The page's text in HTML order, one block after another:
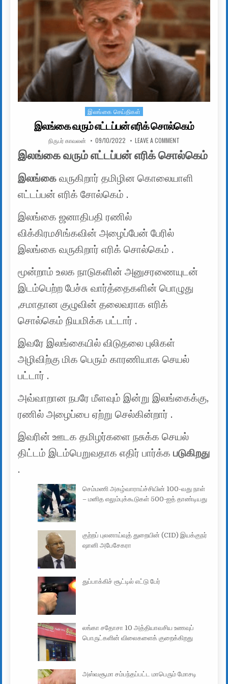
Posted in
இலங்கை செய்திகள்
இலங்கை வரும் எட்டப்பன் எரிக் சொல்கெம்
AUTHOR:
நிருபர் காவலன் PUBLISHED DATE:
09/10/2022 LEAVE A COMMENT
இலங்கை வரும் எட்டப்பன் எரிக் சொல்கெம்
இலங்கை வருகிறார் தமிழின கொலையாளி
எட்டப்பன் எரிக் சோல்கெம் .
இலங்கை ஜனாதிபதி ரணில்
விக்கிரமசிங்கவின் அழைப்பேன் பேரில்
இலங்கை வருகிறார் எரிக் சொல்கெம் .
மூன்றாம் உலக நாடுகளின் அனுசரணையுடன்
இடம்பெற்ற பேச்சு வார்த்தைகளின் பொழுது
,சமாதான குழுவின் தலைவராக எரிக்
சொல்கெம் நியமிக்க பட்டார் .
இவரே இலங்கையில் விடுதலை புலிகள்
அழிவிற்கு மிக பெரும் காரணியாக செயல்
பட்டார் .
அவ்வாறான நபரே மீளவும் இன்று இலங்கைக்கு,
ரணில் அழைப்பை ஏற்று செல்கின்றார் .
இவரின் ஊடக தமிழர்களை நசுக்க செயல்
திட்டம் இடம்பெறுவதாக எதிர் பார்க்க படுகிறது
.
செம்மணி அகழ்வாராய்ச்சியின் 100-வது நாள்
– மனித எலும்புக்கூடுகள் 500-ஐத் தாண்டியது
குற்றப் புலனாய்வுத் துறையின் (CID) இயக்குநர்
ஷானி அபேசேகரா
துப்பாக்கிச் சூட்டில் எட்டு பேர்
லங்கா சதோசா 10 அத்தியாவசிய உணவுப்
பொருட்களின் விலைகளைக் குறைக்கிறது
அஸ்வசூமா சம்பந்தப்பட்ட மாபெரும் மோசடி